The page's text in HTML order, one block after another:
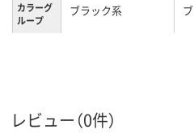
カラーグ
ループ
ブラック系
3個 ※ホイールボタ
レビュー（0件）